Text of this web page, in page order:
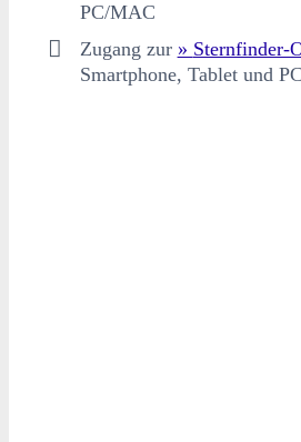
PC/MAC
Zugang zur
Sternfinder-
Smartphone, Tablet und